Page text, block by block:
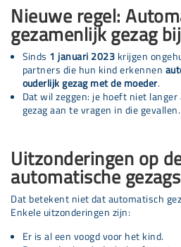
Nieuwe regel:
gezamenlijk gezag
Sinds 1 januari 2023 krijgen
partners die hun kind erkennen
ouderlijk gezag met de moeder.
Dat wil zeggen: je hoeft niet
gezag aan te vragen in die gevallen.
Uitzonderingen op
automatische
Dat betekent niet dat automatisch
Enkele uitzonderingen zijn:
Er is al een voogd voor het kind.